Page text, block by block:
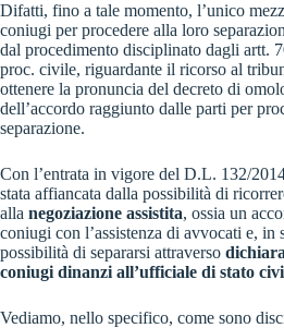
Difatti, fino a tale momento, l’unico
coniugi per procedere alla loro
dal procedimento disciplinato dagli artt.
proc. civile, riguardante il ricorso al
ottenere la pronuncia del decreto di
dell’accordo raggiunto dalle parti per
separazione.
Con l’entrata in vigore del D.L. 132/
stata affiancata dalla possibilità di
alla negoziazione assistita, ossia un
coniugi con l’assistenza di avvocati e, in
possibilità di separarsi attraverso
coniugi dinanzi all’ufficiale di stato
Vediamo, nello specifico, come sono